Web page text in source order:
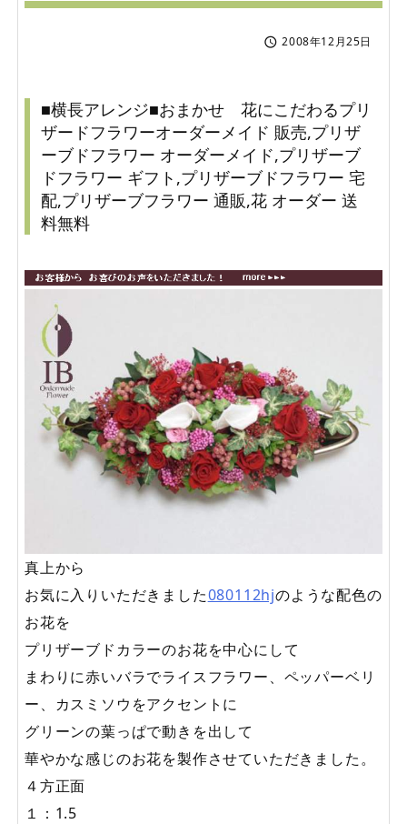
 2008年12月25日
■横長アレンジ■おまかせ 花にこだわるプリ
ザードフラワーオーダーメイド 販売,プリザ
ーブドフラワー オーダーメイド,プリザーブ
ドフラワー ギフト,プリザーブドフラワー 宅
配,プリザーブフラワー 通販,花 オーダー 送
料無料
真上から
お気に入りいただきました080112hjのような配色の
お花を
プリザーブドカラーのお花を中心にして
まわりに赤いバラでライスフラワー、ペッパーベリ
ー、カスミソウをアクセントに
グリーンの葉っぱで動きを出して
華やかな感じのお花を製作させていただきました。
４方正面
１：1.5